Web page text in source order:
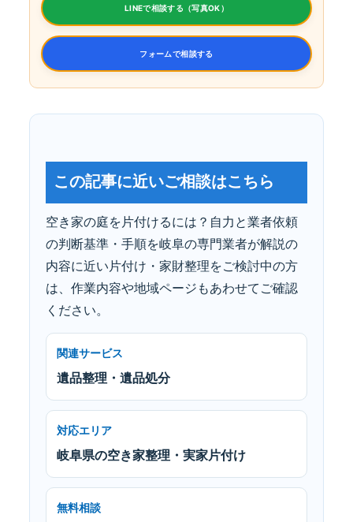
LINEで相談する（写真OK）
フォームで相談する
この記事に近いご相談はこちら
空き家の庭を片付けるには？自力と業者依頼
の判断基準・手順を岐阜の専門業者が解説の
内容に近い片付け・家財整理をご検討中の方
は、作業内容や地域ページもあわせてご確認
ください。
関連サービス
遺品整理・遺品処分
対応エリア
岐阜県の空き家整理・実家片付け
無料相談